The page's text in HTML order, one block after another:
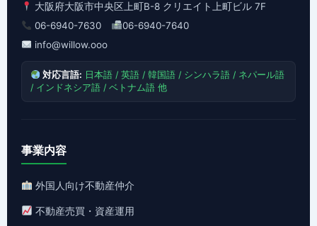
大阪府大阪市中央区上町B-8 クリエイト上町ビル 7F
06-6940-7630
06-6940-7640
info@willow.ooo
対応言語: 日本語 / 英語 / 韓国語 / シンハラ語 / ネパール語
/ インドネシア語 / ベトナム語 他
事業内容
外国人向け不動産仲介
不動産売買・資産運用